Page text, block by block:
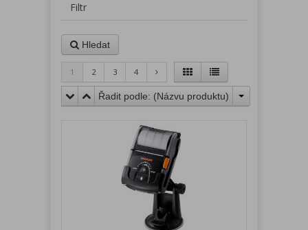
Filtr
Hledat
1 2 3 4
Řadit podle: (Názvu produktu)